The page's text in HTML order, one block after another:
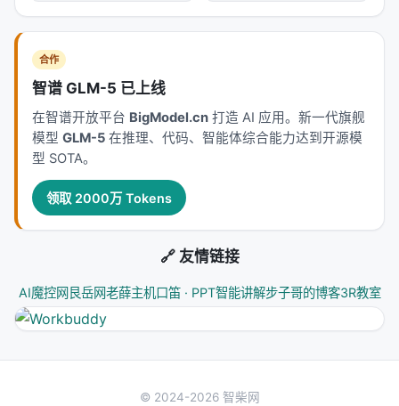
合作
智谱 GLM-5 已上线
在智谱开放平台 BigModel.cn 打造 AI 应用。新一代旗舰
模型 GLM-5 在推理、代码、智能体综合能力达到开源模
型 SOTA。
领取 2000万 Tokens
🔗 友情链接
AI魔控网 艮岳网老薛主机口笛 · PPT智能讲解步子哥的博客3R教室
© 2024-2026 智柴网